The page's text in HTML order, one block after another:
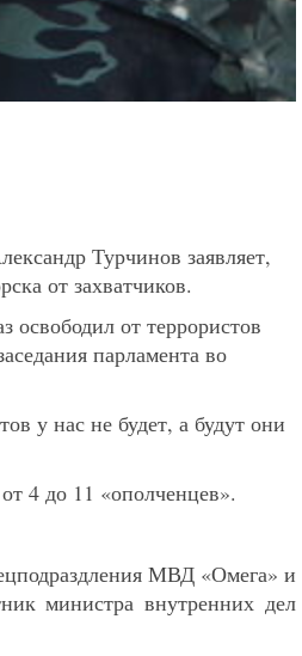
Турчинов заявляет,
от захватчиков.
освободил от террористов
парламента во
у нас не будет, а будут они
4 до 11 «ополченцев».
МВД «Омега» и
министра внутренних дел